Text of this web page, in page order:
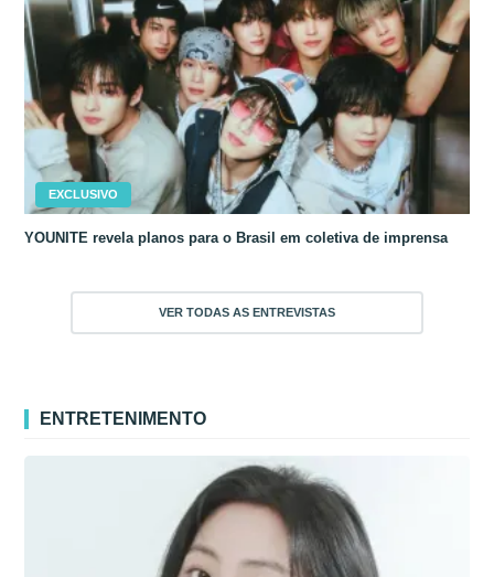
EXCLUSIVO
YOUNITE revela planos para o Brasil em coletiva de imprensa
VER TODAS AS ENTREVISTAS
ENTRETENIMENTO